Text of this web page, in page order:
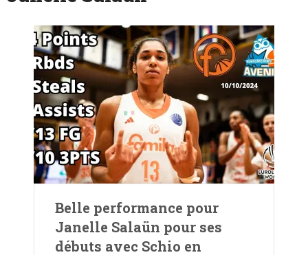
Belle performance pour
Janelle Salaün pour ses
débuts avec Schio en